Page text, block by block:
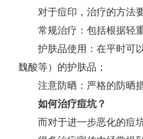
对于痘印，治疗的方法要
常规治疗：包括根据轻重
护肤品使用：在平时可以
魏酸等）的护肤品；
注意防晒：严格的防晒措
如何治疗痘坑？
而对于进一步恶化的痘坑